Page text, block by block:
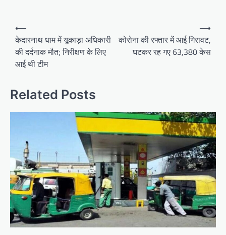
o
n
a
v
a
t
i
o
n
⟵
केदारनाथ धाम में यूकाड़ा अधिकारी
की दर्दनाक मौत; निरीक्षण के लिए
आई थी टीम
कोरोना की रफ्तार में आई गिरावट,
घटकर रह गए 63,380 केस
⟶
Related Posts